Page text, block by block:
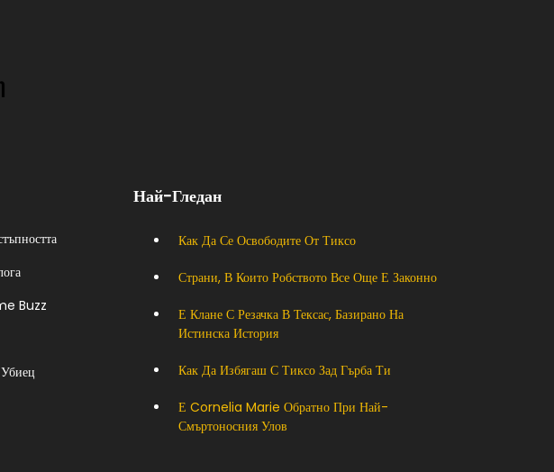
Buzz
Най-Гледан
Как Да Се Освободите От Тиксо
Страни, В Които Робството Все Още Е Законно
Е Клане С Резачка В Тексас, Базирано На
Истинска История
Как Да Избягаш С Тиксо Зад Гърба Ти
Е Cornelia Marie Обратно При Най-
Смъртоносния Улов